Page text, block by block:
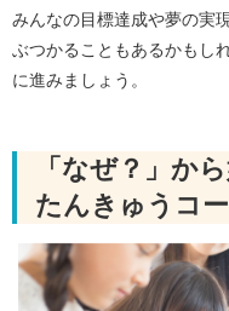
みんなの目標達成や夢の実
ぶつかることもあるかもし
に進みましょう。
「なぜ？」か
たんきゅうコ